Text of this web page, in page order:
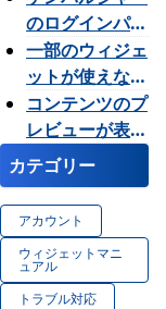
します。
のログインパス
ワードが分から
なくなりまし
た。どうすれば
いいですか？
一部のウィジェ
ットが使えない
のはなぜです
か？
コンテンツのプ
レビューが表示
されません。ど
うしたらよいで
すか？
カテゴリー
アカウント
ウィジェットマニ
ュアル
トラブル対応